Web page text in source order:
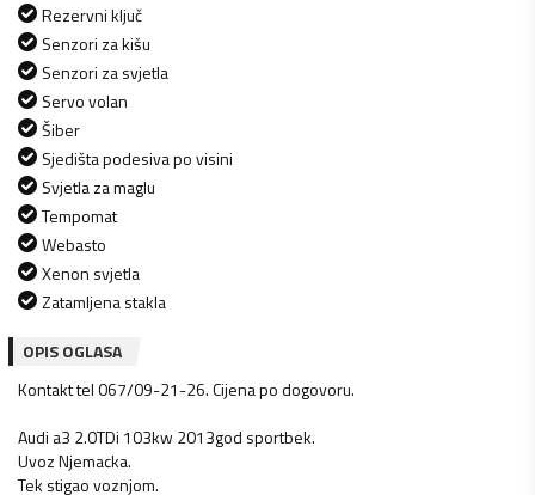
Rezervni ključ
Senzori za kišu
Senzori za svjetla
Servo volan
Šiber
Sjedišta podesiva po visini
Svjetla za maglu
Tempomat
Webasto
Xenon svjetla
Zatamljena stakla
OPIS OGLASA
Kontakt tel 067/09-21-26. Cijena po dogovoru.
Audi a3 2.0TDi 103kw 2013god sportbek.
Uvoz Njemacka.
Tek stigao voznjom.